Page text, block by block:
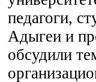
педагоги,
Адыгеи и
обсудили